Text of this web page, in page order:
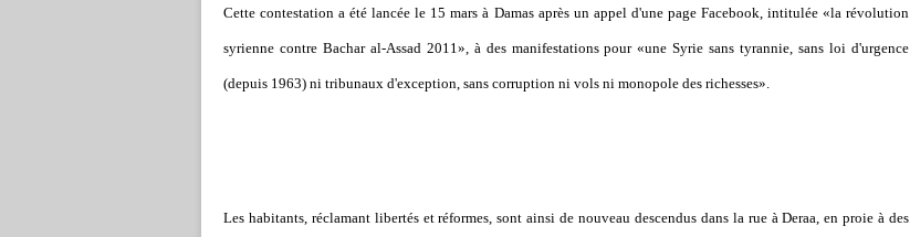
Cette contestation a été lancée le 15 mars à Damas après un appel d'une page Facebook, intitulée «la révolution
syrienne contre Bachar al-Assad 2011», à des manifestations pour «une Syrie sans tyrannie, sans loi d'urgence
(depuis 1963) ni tribunaux d'exception, sans corruption ni vols ni monopole des richesses».
Les habitants, réclamant libertés et réformes, sont ainsi de nouveau descendus dans la rue à Deraa, en proie à des